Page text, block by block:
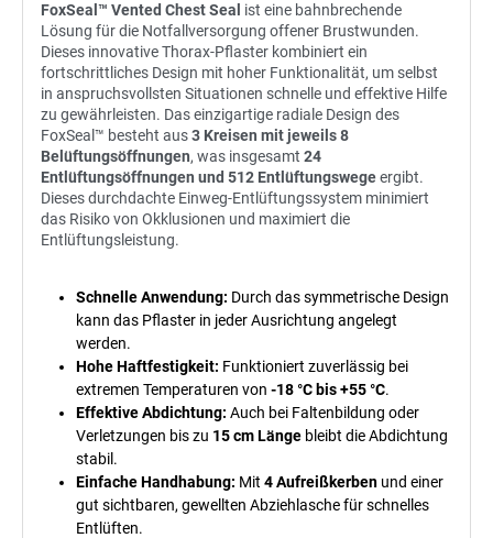
FoxSeal™ Vented Chest Seal ist eine bahnbrechende
Lösung für die Notfallversorgung offener Brustwunden.
Dieses innovative Thorax-Pflaster kombiniert ein
fortschrittliches Design mit hoher Funktionalität, um selbst
in anspruchsvollsten Situationen schnelle und effektive Hilfe
zu gewährleisten. Das einzigartige radiale Design des
FoxSeal™ besteht aus3 Kreisen mit jeweils 8
Belüftungsöffnungen, was insgesamt 24
Entlüftungsöffnungen und 512 Entlüftungswegeergibt.
Dieses durchdachte Einweg-Entlüftungssystem minimiert
das Risiko von Okklusionen und maximiert die
Entlüftungsleistung.
Schnelle Anwendung: Durch das symmetrische Design
kann das Pflaster in jeder Ausrichtung angelegt
werden.
Hohe Haftfestigkeit: Funktioniert zuverlässig bei
extremen Temperaturen von -18 °C bis +55 °C.
Effektive Abdichtung: Auch bei Faltenbildung oder
Verletzungen bis zu 15 cm Länge bleibt die Abdichtung
stabil.
Einfache Handhabung: Mit 4 Aufreißkerben und einer
gut sichtbaren, gewellten Abziehlasche für schnelles
Entlüften.